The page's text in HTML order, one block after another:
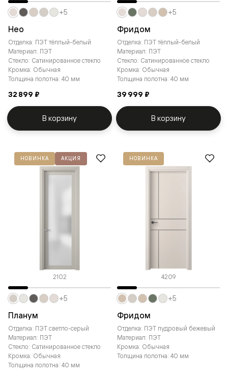
Нео
Отделка: ПЭТ тёплый-белый
Материал: ПЭТ
Стекло: Сатинированное стекло
Кромка: Обычная
Толщина полотна: 40 мм
32 899 ₽
+5
В корзину
Фридом
Отделка: ПЭТ тёплый-белый
Материал: ПЭТ
Стекло: Сатинированное стекло
Кромка: Обычная
Толщина полотна: 40 мм
39 999 ₽
+5
В корзину
НОВИНКА АКЦИЯ
2102
Планум
Отделка: ПЭТ светло-серый
Материал: ПЭТ
Стекло: Сатинированное стекло
Кромка: Обычная
Толщина полотна: 40 мм
+5
НОВИНКА
4209
Фридом
Отделка: ПЭТ пудровый бежевый
Материал: ПЭТ
Кромка: Обычная
Толщина полотна: 40 мм
+5